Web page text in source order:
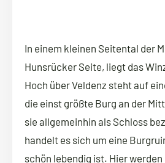
In einem kleinen Seitental der
Hunsrücker Seite, liegt das
Hoch über Veldenz steht auf
die einst größte Burg an der
sie allgemeinhin als Schloss
handelt es sich um eine
schön lebendig ist. Hier